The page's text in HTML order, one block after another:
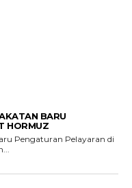
BARU
HORMUZ
Pengaturan Pelayaran di